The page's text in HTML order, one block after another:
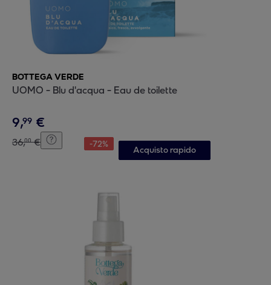
BOTTEGA VERDE
UOMO - Blu d'acqua - Eau de toilette
9,99 €
36,00 € -72%
Acquisto rapido